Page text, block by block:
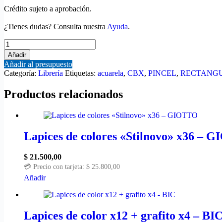
Crédito sujeto a aprobación.
¿Tienes dudas? Consulta nuestra Ayuda.
Añadir
Añadir al presupuesto
Categoría: Librería Etiquetas: acuarela, CBX, PINCEL,
Productos relacionados
Lapices de colores «Stilnovo» x36 –
$ 21.500,00
💳 Precio con tarjeta: $ 25.800,00
Añadir
Lapices de color x12 + grafito x4 – BIC